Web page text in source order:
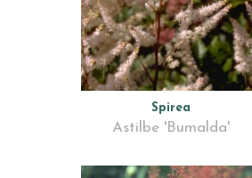
Spirea
Astilbe 'Bumalda'